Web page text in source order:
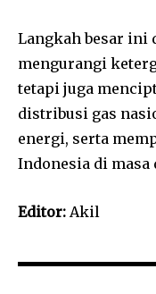
Langkah besar ini
mengurangi
tetapi juga
distribusi gas
energi, serta
Indonesia di masa
Editor: Akil